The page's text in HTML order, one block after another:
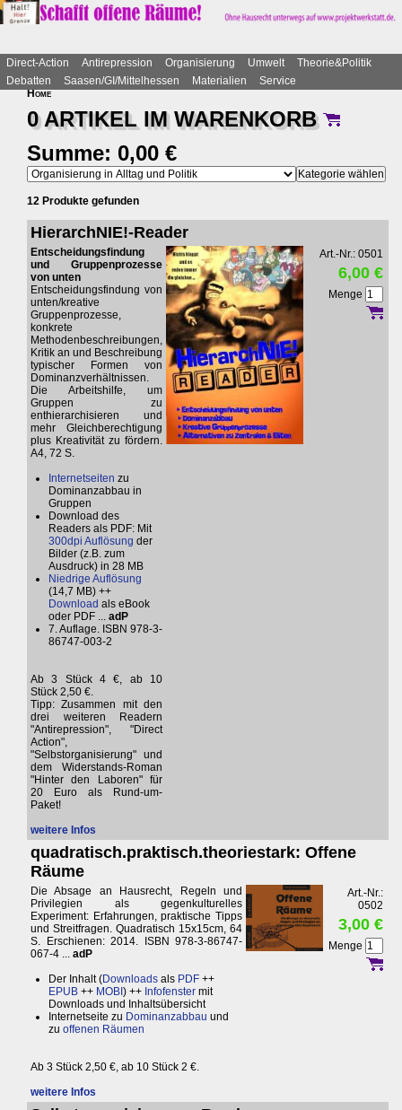
Direct-Action Antirepression Organisierung Umwelt
Theorie&Politik
Debatten
Saasen/GI/Mittelhessen Materialien
Service
Home
0 ARTIKEL IMWARENKORB
Summe: 0,00 €
12 Produkte gefunden
HierarchNIE!-Reader
Entscheidungsfindung
und Gruppenprozesse
von unten
Entscheidungsfindung von
unten/kreative
Gruppenprozesse,
konkrete
Methodenbeschreibungen,
Kritik an und Beschreibung
typischer Formen von
Dominanzverhältnissen.
Die Arbeitshilfe, um
Gruppen zu
enthierarchisieren und
mehr Gleichberechtigung
plus Kreativität zu fördern.
A4, 72 S.
Internetseiten zu
Dominanzabbau in
Gruppen
Download des
Readers als PDF: Mit
300dpi Auflösung der
Bilder (z.B. zum
Ausdruck) in 28 MB
Niedrige Auflösung
(14,7 MB) ++
Download als eBook
oder PDF ... adP
7. Auflage. ISBN 978-3-
86747-003-2
Ab 3 Stück 4 €, ab 10
Stück 2,50 €.
Tipp: Zusammen mit den
drei weiteren Readern
"Antirepression", "Direct
Action",
"Selbstorganisierung" und
dem Widerstands-Roman
"Hinter den Laboren" für
20 Euro als Rund-um-
Paket!
weitere Infos
Art.-Nr.: 0501
6,00 €
Menge
quadratisch.praktisch.theoriestark: Offene
Räume
Die Absage an Hausrecht, Regeln und
Privilegien als gegenkulturelles
Experiment: Erfahrungen, praktische Tipps
und Streitfragen. Quadratisch 15x15cm, 64
S. Erschienen: 2014. ISBN 978-3-86747-
067-4 ... adP
Der Inhalt (Downloads als PDF ++
EPUB ++ MOBI ) ++ Infofenster mit
Downloads und Inhaltsübersicht
Internetseite zu Dominanzabbau und
zu offenen Räumen
Ab 3 Stück 2,50 €, ab 10 Stück 2 €.
weitere Infos
Art.-Nr.:
0502
3,00 €
Menge